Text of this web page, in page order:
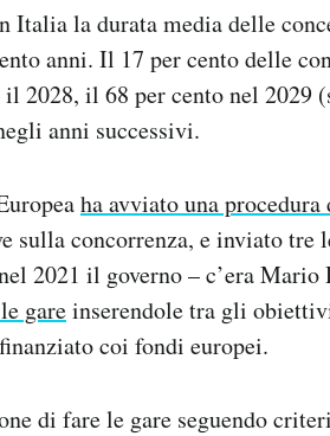
Italia la durata media delle
anni. Il 17 per cento delle
il 2028, il 68 per cento nel 2029
anni successivi.
ha avviato una
sulla concorrenza, e inviato tre
2021 il governo – c’era Mario
gareinserendole tra gli
coi fondi europei.
di fare le gare seguendo